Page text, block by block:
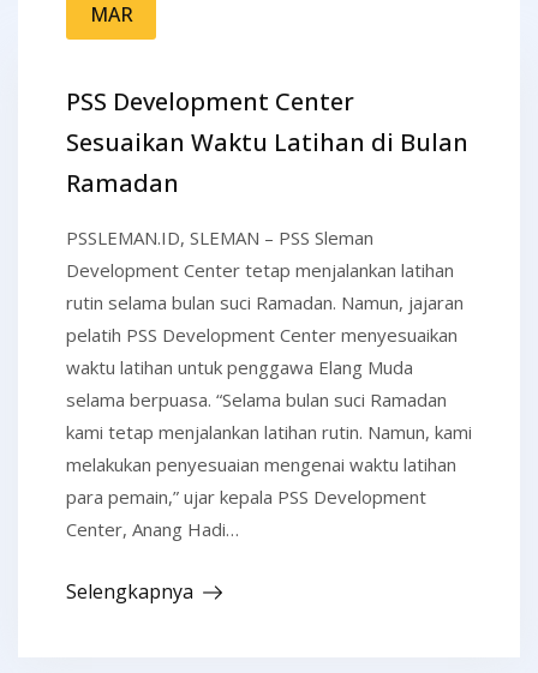
MAR
PSS Development Center
Sesuaikan Waktu Latihan di Bulan
Ramadan
PSSLEMAN.ID, SLEMAN – PSS Sleman
Development Center tetap menjalankan latihan
rutin selama bulan suci Ramadan. Namun, jajaran
pelatih PSS Development Center menyesuaikan
waktu latihan untuk penggawa Elang Muda
selama berpuasa. “Selama bulan suci Ramadan
kami tetap menjalankan latihan rutin. Namun, kami
melakukan penyesuaian mengenai waktu latihan
para pemain,” ujar kepala PSS Development
Center, Anang Hadi…
Selengkapnya